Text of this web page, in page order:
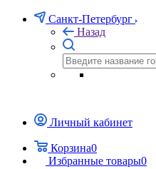
Санкт-Петербург
Назад
Личный кабинет
Корзина0
Избранные товары0